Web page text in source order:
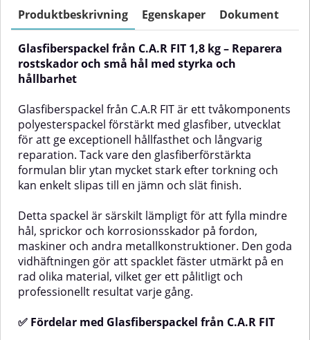
Produktbeskrivning Egenskaper Dokument
Glasfiberspackel från C.A.R FIT 1,8 kg – Reparera
rostskador och små hål med styrka och
hållbarhet
Glasfiberspackel från C.A.R FIT är ett tvåkomponents
polyesterspackel förstärkt med glasfiber, utvecklat
för att ge exceptionell hållfasthet och långvarig
reparation. Tack vare den glasfiberförstärkta
formulan blir ytan mycket stark efter torkning och
kan enkelt slipas till en jämn och slät finish.
Detta spackel är särskilt lämpligt för att fylla mindre
hål, sprickor och korrosionsskador på fordon,
maskiner och andra metallkonstruktioner. Den goda
vidhäftningen gör att spacklet fäster utmärkt på en
rad olika material, vilket ger ett pålitligt och
professionellt resultat varje gång.
✅ Fördelar med Glasfiberspackel från C.A.R FIT